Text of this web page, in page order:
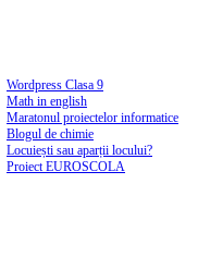
Wordpress Clasa 9
Math in english
Maratonul proiectelor informatice
Blogul de chimie
Locuiești sau aparții locului?
Proiect EUROSCOLA